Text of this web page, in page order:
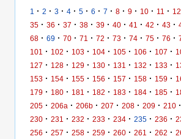
1 · 2 · 3 · 4 · 5 · 6 · 7 · 8 · 9 · 10 · 11 · 12
35 · 36 · 37 · 38 · 39 · 40 · 41 · 42 · 43 ·
68 · 69 · 70 · 71 · 72 · 73 · 74 · 75 · 76 ·
101
· 102 · 103 · 104 · 105 · 106 · 107 ·
127 · 128 · 129 · 130 · 131 · 132 · 133 ·
153 · 154 · 155 · 156 · 157 · 158 · 159 ·
179 · 180 · 181 · 182 · 183 · 184 · 185 ·
205 · 206a · 206b · 207 · 208 · 209 · 210 ·
230 · 231 · 232 · 233 · 234 · 235 · 236 ·
256 · 257 · 258 · 259 · 260 · 261 · 262 ·